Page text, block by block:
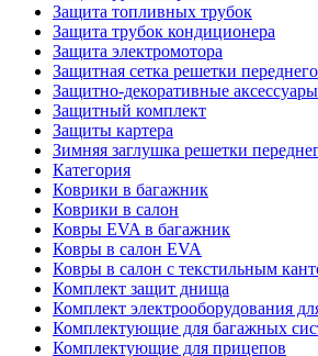
Защита топливных трубок
Защита трубок кондиционера
Защита электромотора
Защитная сетка решетки
Защитно-декоративные аксессуары
Защитный комплект
Защиты картера
Зимняя заглушка решетки
Категория
Коврики в багажник
Коврики в салон
Ковры EVA в багажник
Ковры в салон EVA
Ковры в салон с текстильным
Комплект защит днища
Комплект электрооборудования
Комплектующие для багажных
Комплектующие для прицепов